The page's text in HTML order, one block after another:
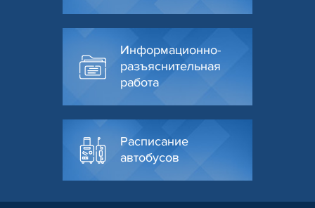
Информационно-
разъяснительная
работа
Расписание
автобусов